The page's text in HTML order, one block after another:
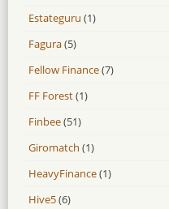
Estateguru (1)
Fagura(5)
Fellow Finance(7)
FF Forest(1)
Finbee(51)
Giromatch (1)
HeavyFinance(1)
Hive5(6)